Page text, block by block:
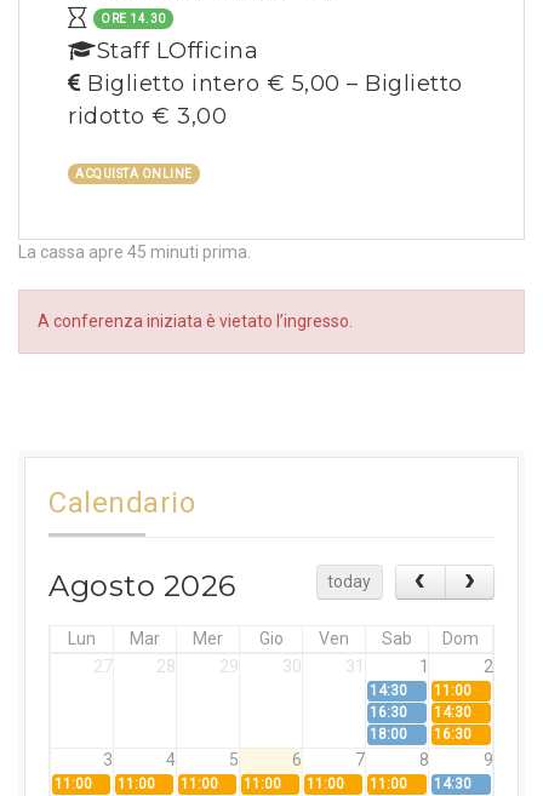
ORE 14.30
Staff LOfficina
Biglietto intero € 5,00 – Biglietto
ridotto € 3,00
ACQUISTA ONLINE
La cassa apre 45 minuti prima.
A conferenza iniziata è vietato l’ingresso.
Calendario
Agosto 2026 today
Lun Mar Mer Gio Ven Sab
Dom
27
28 29 30 31 1 2
14:30
11:00
16:30
14:30
18:00
16:30
3 4 5 6 7 8 9
11:00 11:00 11:00 11:00 11:00 11:00 14:30